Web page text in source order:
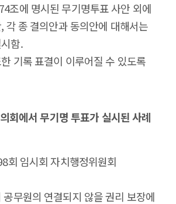
조에 명시된 무기명투표 사안 외에
각 종 결의안과 동의안에 대해서는
함.
기록 표결이 이루어질 수 있도록
회에서 무기명 투표가 실시된 사례
회 임시회 자치행정위원회
공무원의 연결되지 않을 권리 보장에